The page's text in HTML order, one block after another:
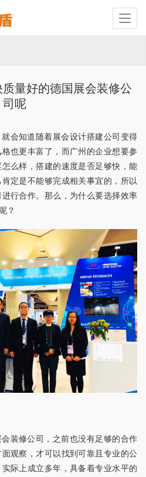
量好的德国展会装修公
司呢
会知道随着展会设计搭建公司变得
也更丰富了，而广州的企业想要参
么样，搭建的速度是否足够快，能
定是不能够完成相关事宜的，所以
进行合作。那么，为什么要选择效率
？
装修公司，之前也没有足够的合作
观察，才可以找到可靠且专业的公
际上成立多年，具备着专业水平的